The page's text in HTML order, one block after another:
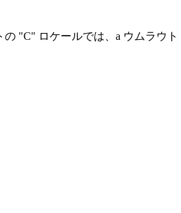
"C" ロケールでは、a ウムラウト